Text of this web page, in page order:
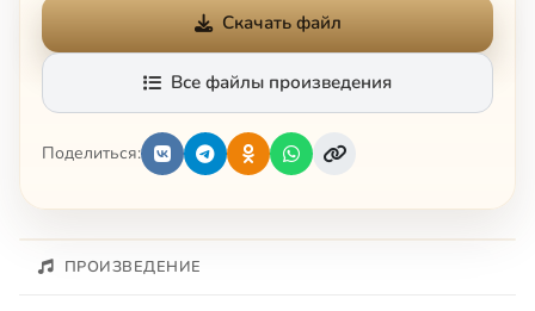
Скачать файл
Все файлы произведения
Поделиться:
ПРОИЗВЕДЕНИЕ